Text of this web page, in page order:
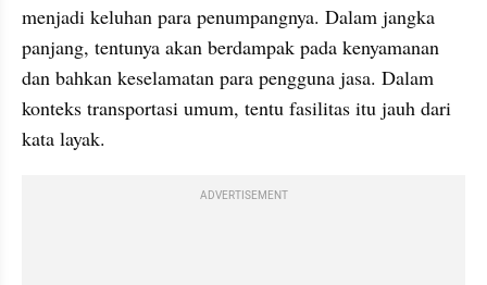
menjadi keluhan para penumpangnya. Dalam jangka
panjang, tentunya akan berdampak pada kenyamanan
dan bahkan keselamatan para pengguna jasa. Dalam
konteks transportasi umum, tentu fasilitas itu jauh dari
kata layak.
ADVERTISEMENT